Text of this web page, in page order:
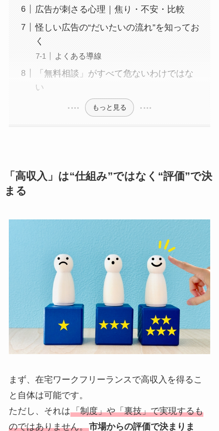
広告が刺さる心理｜焦り・不安・比較
怪しい広告の“だいたいの流れ”を知ってお
く
よくある導線
「無料相談」がすべて危ないわけではな
い
もっと見る
「高収入」は“仕組み”ではなく“評価”で決
まる
まず、在宅ワークフリーランスで高収入を得るこ
と自体は可能です。
ただし、それは「制度」や「裏技」で実現するも
のではありません。市場からの評価で決まりま